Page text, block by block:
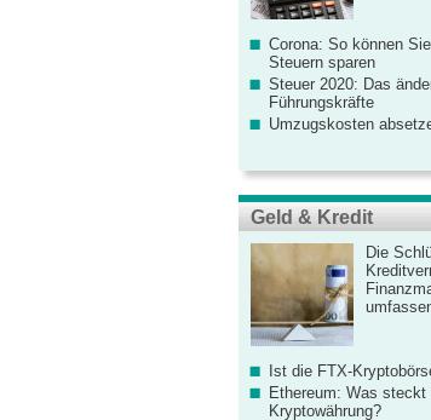
Corona: So können
Steuern sparen
Steuer 2020: Das
Führungskräfte
Umzugskosten
Geld & Kredit
Die
Ist die FTX-
Ethereum: Was steckt
Kryptowährung?